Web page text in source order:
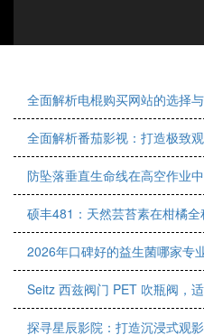
全面解析电棍购买网站的选择
全面解析番茄影视：打造极致
防坠落垂直生命线在高空作业
硕丰481：天然芸苔素在柑橘
2026年口碑好的益生菌哪家专
Seitz 西兹阀门 PET 吹瓶阀，
探寻星辰影院：打造沉浸式观